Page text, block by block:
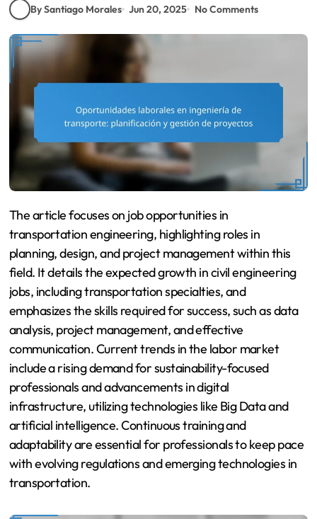
By Santiago Morales Jun 20, 2025 No Comments
The article focuses on job opportunities in
transportation engineering, highlighting roles in
planning, design, and project management within this
field. It details the expected growth in civil engineering
jobs, including transportation specialties, and
emphasizes the skills required for success, such as data
analysis, project management, and effective
communication. Current trends in the labor market
include a rising demand for sustainability-focused
professionals and advancements in digital
infrastructure, utilizing technologies like Big Data and
artificial intelligence. Continuous training and
adaptability are essential for professionals to keep pace
with evolving regulations and emerging technologies in
transportation.